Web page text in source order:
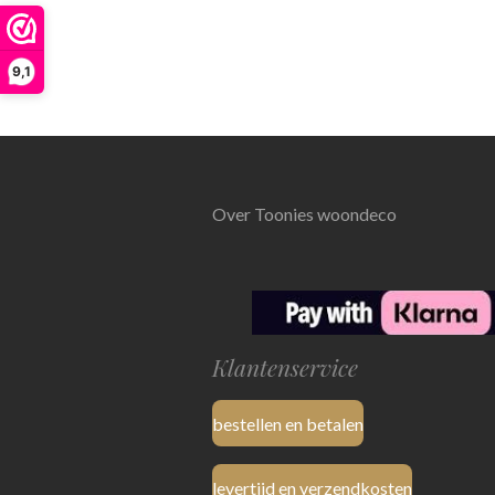
9,1
Over Toonies woondeco
Klantenservice
bestellen en betalen
levertijd en verzendkosten